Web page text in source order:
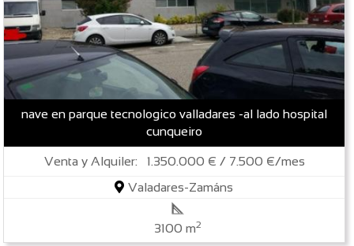
nave en parque tecnologico valladares -al lado hospital
cunqueiro
Venta y Alquiler: 1.350.000 € / 7.500 €/mes
Valadares-Zamáns
3100 m2